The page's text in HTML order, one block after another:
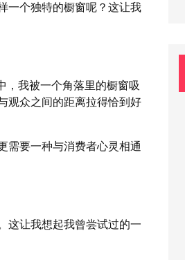
一个独特的橱窗呢？这让我
，我被一个角落里的橱窗吸
观众之间的距离拉得恰到好
需要一种与消费者心灵相通
这让我想起我曾尝试过的一